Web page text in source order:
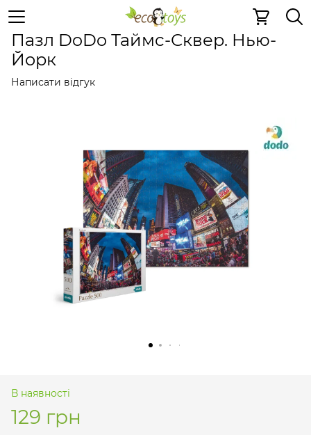
Картонні 2D пазли Картонні 2D пазли
Пазл DoDo Таймс-Сквер. Нью-
Йорк
Написати відгук
В наявності
129 грн